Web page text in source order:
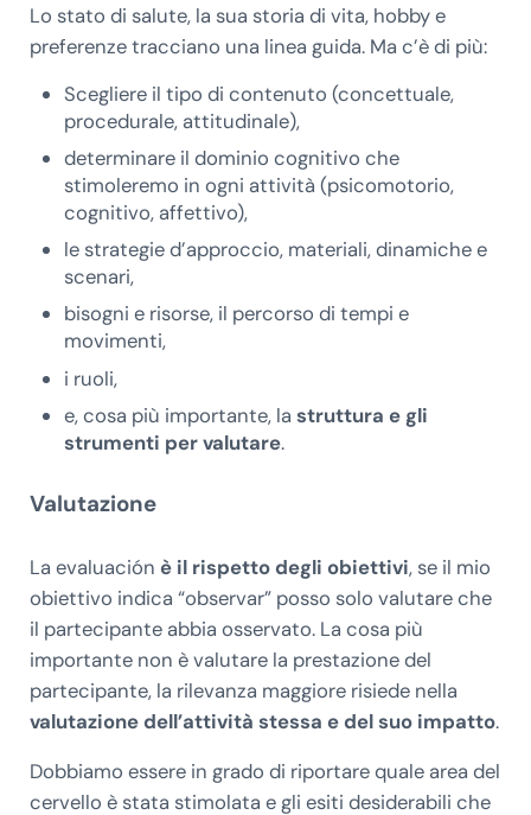
Lo stato di salute, la sua storia di vita, hobby e
preferenze tracciano una linea guida. Ma c’è di più:
Scegliere il tipo di contenuto (concettuale,
procedurale, attitudinale),
determinare il dominio cognitivo che
stimoleremo in ogni attività (psicomotorio,
cognitivo, affettivo),
le strategie d’approccio, materiali, dinamiche e
scenari,
bisogni e risorse, il percorso di tempi e
movimenti,
i ruoli,
e, cosa più importante, lastruttura e gli
strumenti per valutare.
Valutazione
La evaluación è il rispetto degli obiettivi, se il mio
obiettivo indica “observar” posso solo valutare che
il partecipante abbia osservato. La cosa più
importante non è valutare la prestazione del
partecipante, la rilevanza maggiore risiede nella
valutazione dell’attività stessa e del suo impatto.
Dobbiamo essere in grado di riportare quale area del
cervello è stata stimolata e gli esiti desiderabili che